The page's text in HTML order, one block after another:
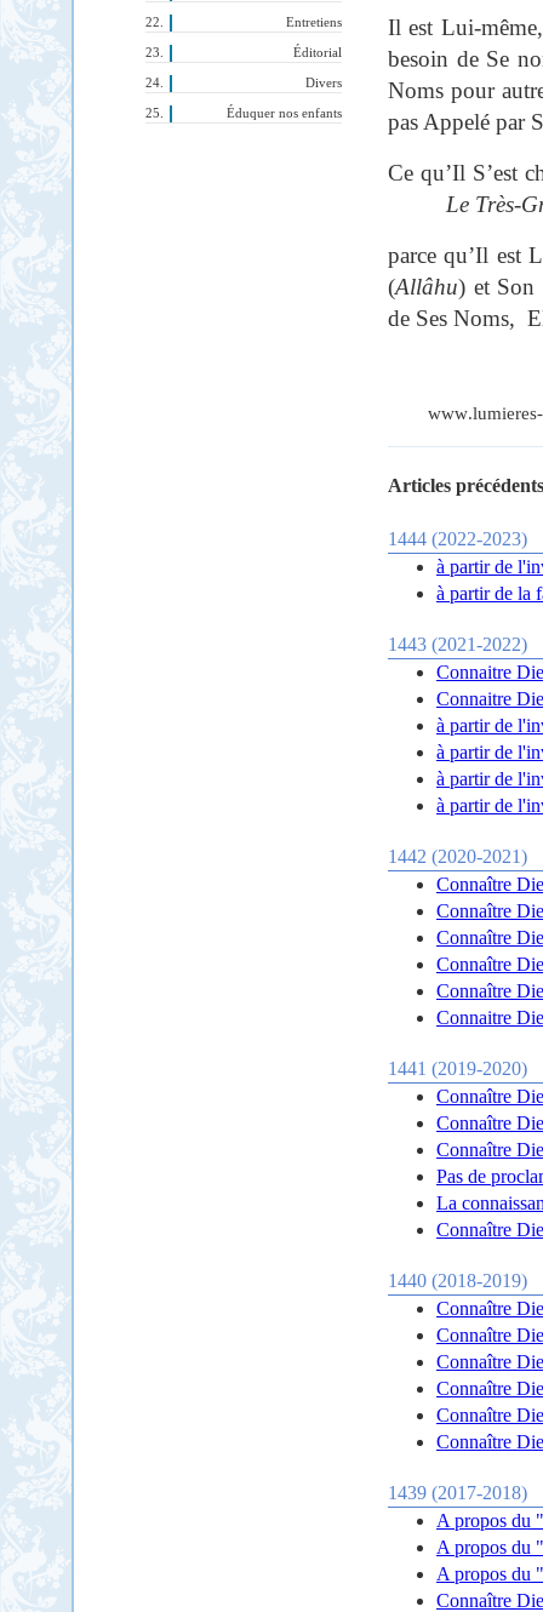
Entretiens
Éditorial
Divers
Éduquer nos enfants
Il est Lui-
besoin de Se
Noms pour
pas Appelé par
Ce qu’Il S’est
Le Très-
parce qu’Il est
(Allâhu) et Son
de Ses Noms,
www.lumieres-
Articles
1444 (2022-2023)
à partir de
à partir de la
1443 (2021-2022)
Connaitre
Connaitre
à partir de
à partir de
à partir de
à partir de
1442 (2020-2021)
Connaître
Connaître
Connaître
Connaître
Connaître
Connaitre
1441 (2019-2020)
Connaître
Connaître
Connaître
Pas de
La
Connaître
1440 (2018-2019)
Connaître
Connaître
Connaître
Connaître
Connaître
Connaître
1439 (2017-2018)
A propos du
A propos du
A propos du
Connaître